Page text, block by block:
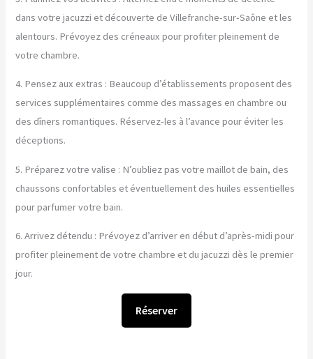
dans votre jacuzzi et découverte de Villefranche-sur-Saône et les
alentours. Prévoyez des créneaux pour profiter pleinement de
votre chambre.
4. Pensez aux extras : Beaucoup d’établissements proposent des
services supplémentaires comme des massages en chambre ou
des dîners romantiques. Réservez-les à l’avance pour éviter les
déceptions.
5. Préparez votre valise : N’oubliez pas votre maillot de bain, des
chaussons confortables et éventuellement des huiles essentielles
pour parfumer votre bain.
6. Arrivez détendu : Prévoyez d’arriver en début d’après-midi pour
profiter pleinement de votre chambre et du jacuzzi dès le premier
jour.
Réserver